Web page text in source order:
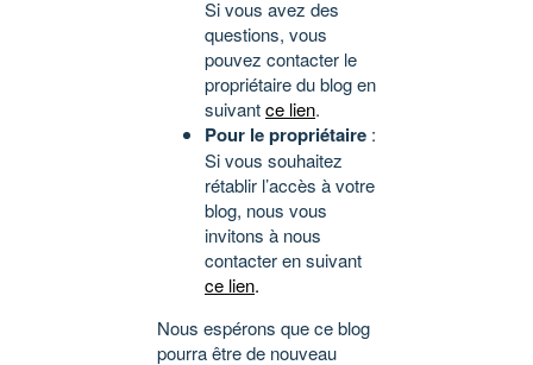
Si vous avez des
questions, vous
pouvez contacter le
propriétaire du blog en
suivantce lien.
Pour le propriétaire :
Si vous souhaitez
rétablir l’accès à votre
blog, nous vous
invitons à nous
contacter en suivant
ce lien.
Nous espérons que ce blog
pourra être de nouveau